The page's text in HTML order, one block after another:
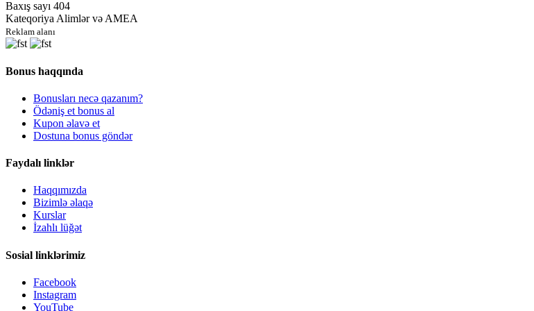
Baxış sayı 404
KateqoriyaAlimlər və AMEA
Reklam alanı
Bonus haqqında
Bonusları necə qazanım?
Ödəniş et bonus al
Kupon əlavə et
Dostuna bonus göndər
Faydalı linklər
Haqqımızda
Bizimlə əlaqə
Kurslar
İzahlı lüğət
Sosial linklərimiz
Facebook
Instagram
YouTube